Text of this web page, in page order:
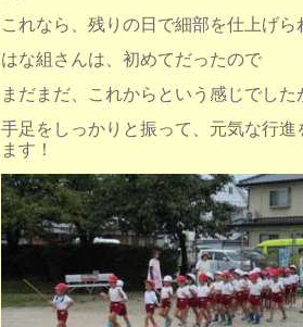
これなら、残りの日で細部を仕上げら
はな組さんは、初めてだったので
まだまだ、これからという感じでした
手足をしっかりと振って、元気な行
ます！